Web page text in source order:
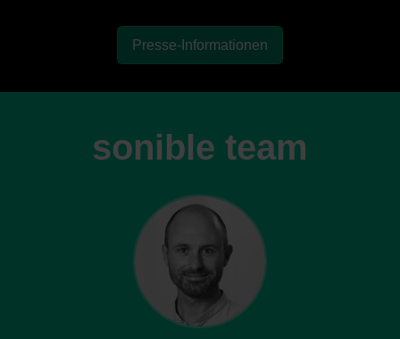
Presse-Informationen
sonible team